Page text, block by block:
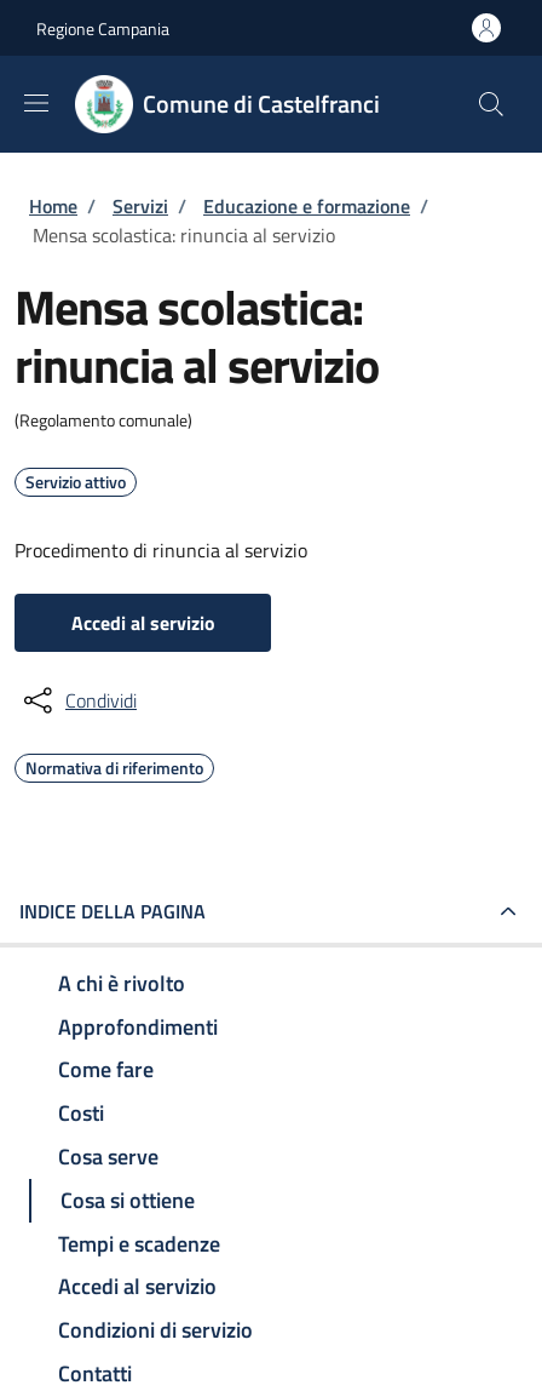
Regione Campania
Comune di Castelfranci
Briciole di pane
Home / Servizi / Educazione e formazione /
Mensa scolastica: rinuncia al servizio
Mensa scolastica:
rinuncia al servizio
(Regolamento comunale)
Servizio attivo
Procedimento di rinuncia al servizio
Accedi al servizio
Condividi
Normativa di riferimento
INDICE DELLA PAGINA
A chi è rivolto
Approfondimenti
Come fare
Costi
Cosa serve
Cosa si ottiene
Tempi e scadenze
Accedi al servizio
Condizioni di servizio
Contatti